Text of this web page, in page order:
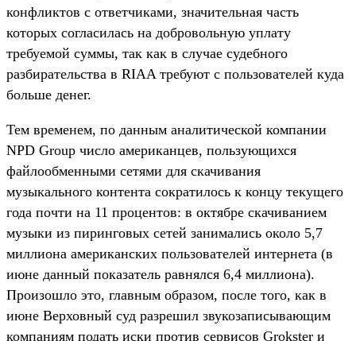
конфликтов с ответчиками, значительная часть
которых согласилась на добровольную уплату
требуемой суммы, так как в случае судебного
разбирательства в RIAA требуют с пользователей куда
больше денег.
Тем временем, по данным аналитической компании
NPD Group число американцев, пользующихся
файлообменными сетями для скачивания
музыкального контента сократилось к концу текущего
года почти на 11 процентов: в октябре скачиванием
музыки из пиринговых сетей занимались около 5,7
миллиона американских пользователей интернета (в
июне данный показатель равнялся 6,4 миллиона).
Произошло это, главным образом, после того, как в
июне Верховный суд разрешил звукозаписывающим
компаниям подать иски против сервисов Grokster и